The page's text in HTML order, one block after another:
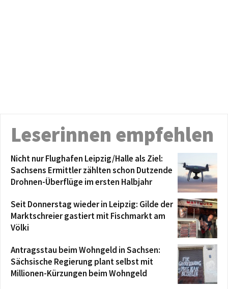
Leserinnen empfehlen
Nicht nur Flughafen Leipzig/Halle als Ziel:
Sachsens Ermittler zählten schon Dutzende
Drohnen-Überflüge im ersten Halbjahr
Seit Donnerstag wieder in Leipzig: Gilde der
Marktschreier gastiert mit Fischmarkt am
Völki
Antragsstau beim Wohngeld in Sachsen:
Sächsische Regierung plant selbst mit
Millionen-Kürzungen beim Wohngeld